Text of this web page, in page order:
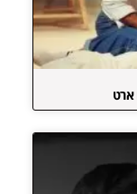
ארט